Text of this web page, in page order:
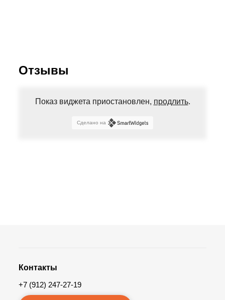
Отзывы
Показ виджета приостановлен, продлить.
Сделано на
Контакты
+7 (912) 247-27-19